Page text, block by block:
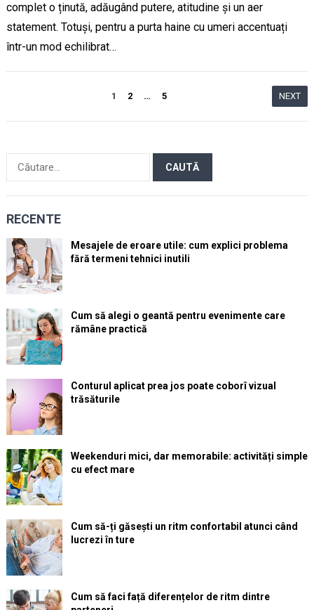
complet o ținută, adăugând putere, atitudine și un aer
statement. Totuși, pentru a purta haine cu umeri accentuați
într-un mod echilibrat…
1 2 … 5 NEXT
Caută
după:
RECENTE
Mesajele de eroare utile: cum explici problema
fără termeni tehnici inutili
Cum să alegi o geantă pentru evenimente care
rămâne practică
Conturul aplicat prea jos poate coborî vizual
trăsăturile
Weekenduri mici, dar memorabile: activități simple
cu efect mare
Cum să-ți găsești un ritm confortabil atunci când
lucrezi în ture
Cum să faci față diferențelor de ritm dintre